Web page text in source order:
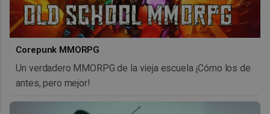
Corepunk MMORPG
Un verdadero MMORPG de la vieja escuela ¡Cómo los de
antes, pero mejor!